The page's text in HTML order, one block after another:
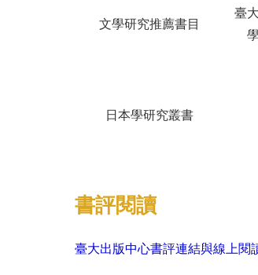
文學研究推薦書目
臺
日本學研究叢書
書評閱讀
臺大出版中心書評連結與線上閱